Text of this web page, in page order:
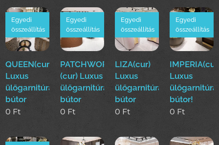
QUEEN(cur)
Luxus
ülőgarnitúra
bútor
Egyedi
összeállítás
0 Ft
PATCHWORK
(cur) Luxus
ülőgarnitúra
bútor
Egyedi
összeállítás
0 Ft
LIZA(cur)
Luxus
ülőgarnitúra
bútor
Egyedi
összeállítás
0 Ft
Luxus
ülőgarnitúra
bútor!
Egyedi
összeállítás
0 Ft